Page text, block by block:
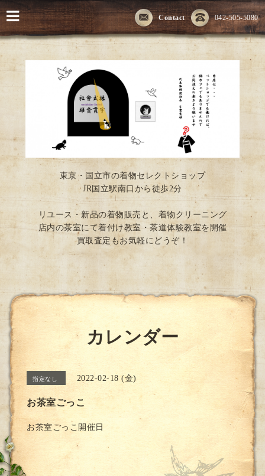
042-505-5080
Contact
東京・国立市の着物セレクトショップ
JR国立駅南口から徒歩2分
リユース・新品の着物販売と、着物クリーニング
店内の茶室にて着付け教室・茶道体験教室を開催
買取査定もお気軽にどうぞ！
カレンダー
指定なし 2022-02-18 (金)
お茶室ごっこ
お茶室ごっこ開催日